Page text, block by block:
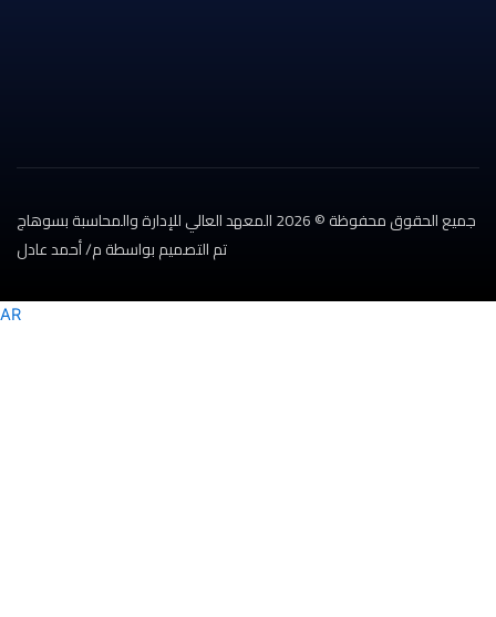
جميع الحقوق محفوظة © 2026 المعهد العالي للإدارة والمحاسبة بسوهاج
تم التصميم بواسطة م/ أحمد عادل
AR